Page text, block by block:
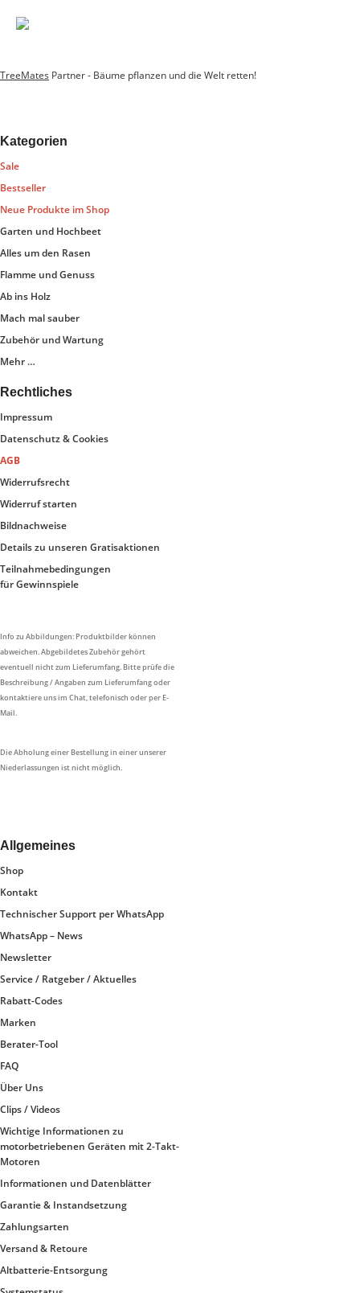
TreeMates Partner - Bäume pflanzen und die Welt retten!
Kategorien
Sale
Bestseller
Neue Produkte im Shop
Garten und Hochbeet
Alles um den Rasen
Flamme und Genuss
Ab ins Holz
Mach mal sauber
Zubehör und Wartung
Mehr …
Rechtliches
Impressum
Datenschutz & Cookies
AGB
Widerrufsrecht
Widerruf starten
Bildnachweise
Details zu unseren Gratisaktionen
Teilnahmebedingungen
für Gewinnspiele
Info zu Abbildungen: Produktbilder können
abweichen. Abgebildetes Zubehör gehört
eventuell nicht zum Lieferumfang. Bitte prüfe die
Beschreibung / Angaben zum Lieferumfang oder
kontaktiere uns im Chat, telefonisch oder per E-
Mail.
Die Abholung einer Bestellung in einer unserer
Niederlassungen ist nicht möglich.
Allgemeines
Shop
Kontakt
Technischer Support per WhatsApp
WhatsApp – News
Newsletter
Service / Ratgeber / Aktuelles
Rabatt-Codes
Marken
Berater-Tool
FAQ
Über Uns
Clips / Videos
Wichtige Informationen zu
motorbetriebenen Geräten mit 2-Takt-
Motoren
Informationen und Datenblätter
Garantie & Instandsetzung
Zahlungsarten
Versand & Retoure
Altbatterie-Entsorgung